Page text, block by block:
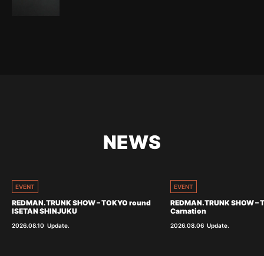
NEWS
EVENT
REDMAN.TRUNK SHOW – TOKYO round
ISETAN SHINJUKU
2026.08.10 Update.
EVENT
REDMAN.TRUNK SHOW –
Carnation
2026.08.06 Update.